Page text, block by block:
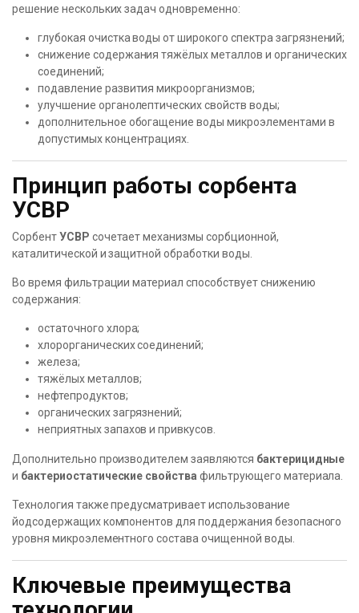
решение нескольких задач одновременно:
глубокая очистка воды от широкого спектра загрязнений;
снижение содержания тяжёлых металлов и органических
соединений;
подавление развития микроорганизмов;
улучшение органолептических свойств воды;
дополнительное обогащение воды микроэлементами в
допустимых концентрациях.
Принцип работы сорбента
УСВР
СорбентУСВР сочетает механизмы сорбционной,
каталитической и защитной обработки воды.
Во время фильтрации материал способствует снижению
содержания:
остаточного хлора;
хлорорганических соединений;
железа;
тяжёлых металлов;
нефтепродуктов;
органических загрязнений;
неприятных запахов и привкусов.
Дополнительно производителем заявляются бактерицидные
и бактериостатические свойства фильтрующего материала.
Технология также предусматривает использование
йодсодержащих компонентов для поддержания безопасного
уровня микроэлементного состава очищенной воды.
Ключевые преимущества